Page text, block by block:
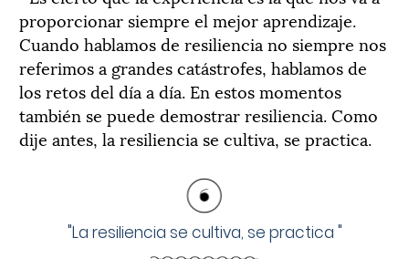
proporcionar siempre el mejor aprendizaje.
Cuando hablamos de resiliencia no siempre nos
referimos a grandes catástrofes, hablamos de
los retos del día a día. En estos momentos
también se puede demostrar resiliencia. Como
dije antes, la resiliencia se cultiva, se practica.
"La resiliencia se cultiva, se practica "